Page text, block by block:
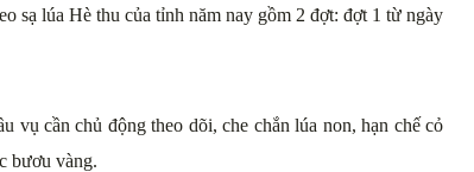
sạ lúa Hè thu của tỉnh năm nay gồm 2 đợt: đợt 1 từ ngày
vụ cần chủ động theo dõi, che chắn lúa non, hạn chế cỏ
bươu vàng.